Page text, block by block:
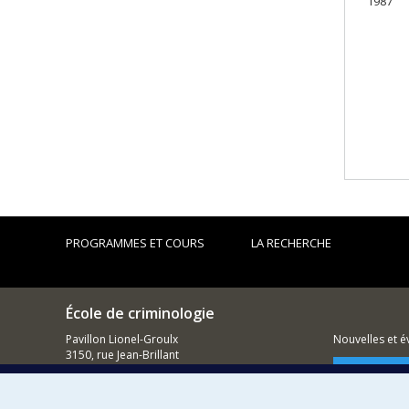
PROGRAMMES ET COURS LA RECHERCHE
École de criminologie
Pavillon Lionel-Groulx
3150, rue Jean-Brillant
Montréal (QC)
Nouvelles et
Comment